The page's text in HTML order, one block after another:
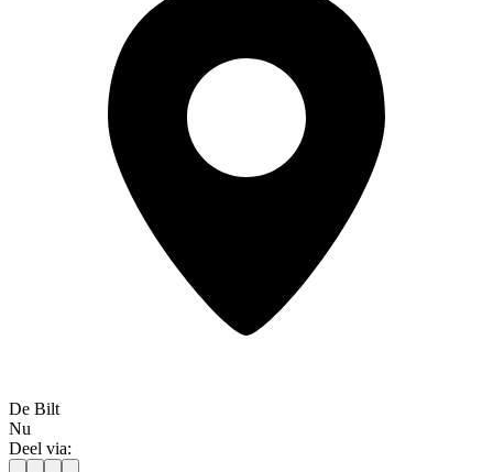
De Bilt
Nu
Deel via: